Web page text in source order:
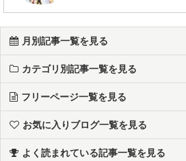
月別記事一覧を見る
カテゴリ別記事一覧を見る
フリーページ一覧を見る
お気に入りブログ一覧を見る
よく読まれている記事一覧を見る